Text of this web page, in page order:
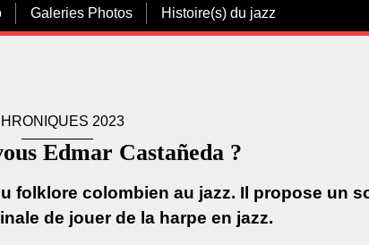
Galeries Photos Histoire(s) du jazz
2023
Edmar Castañeda ?
folklore colombien au jazz. Il propose un
de jouer de la harpe en jazz.